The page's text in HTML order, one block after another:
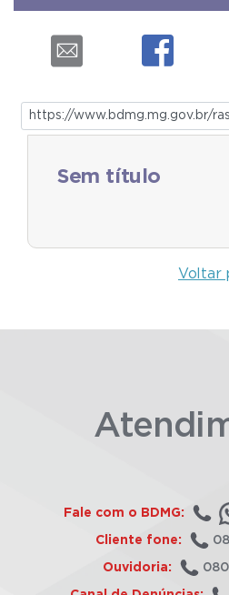
Sem título
Voltar
Fale com o BDMG:
Cliente fone:
Ouvidoria: